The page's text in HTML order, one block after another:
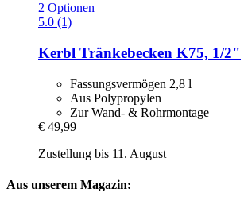
2 Optionen
5.0 (1)
Kerbl Tränkebecken K75, 1/2"
Fassungsvermögen 2,8 l
Aus Polypropylen
Zur Wand- & Rohrmontage
€ 49,99
Zustellung bis 11. August
Aus unserem Magazin: